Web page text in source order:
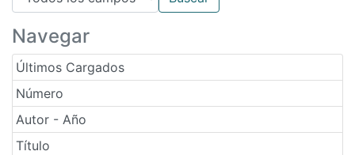
Navegar
Últimos Cargados
Número
Autor - Año
Título